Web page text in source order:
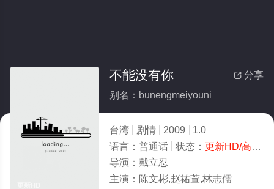
 分享
不能没有你
别名：bunengmeiyouni
台湾 剧情 2009
1.0
语言： 普通话 状态： 更新HD/高清
导演： 戴立忍
主演： 陈文彬,赵祐萱,林志儒